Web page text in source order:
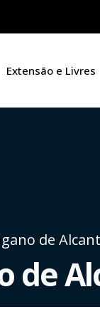
Extensão e Livres
de
de